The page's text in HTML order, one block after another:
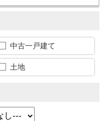
中古一戸建て
土地